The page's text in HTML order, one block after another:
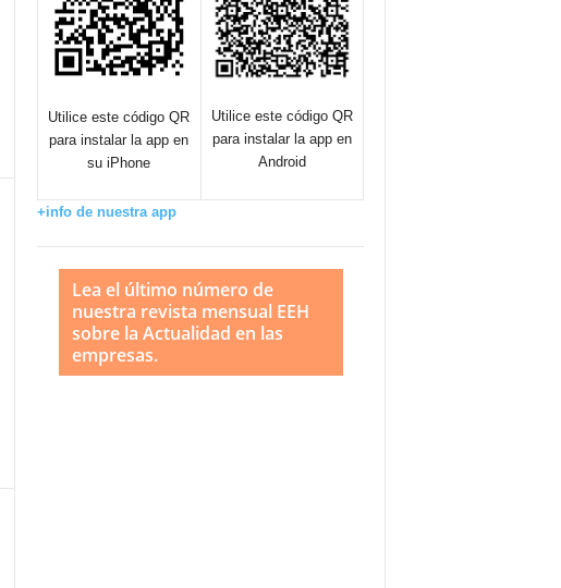
Utilice este código QR
para instalar la app en
su iPhone
Utilice este código QR
para instalar la app en
Android
+info de nuestra app
Lea el último número de
nuestra revista mensual EEH
sobre la Actualidad en las
empresas.